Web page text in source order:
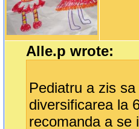
Alle.p wrote:
Pediatru a zis
diversificarea la
recomanda a se